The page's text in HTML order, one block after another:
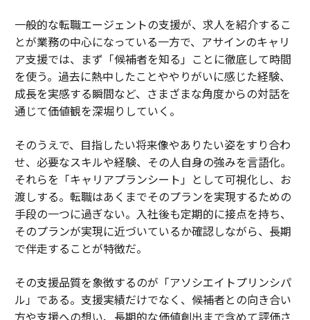
一般的な転職エージェントの支援が、求人を紹介するこ
とが業務の中心になっている一方で、アサインのキャリ
ア支援では、まず「候補者を知る」ことに徹底して時間
を使う。過去に熱中したことややりがいに感じた経験、
成長を実感する瞬間など、さまざまな角度からの対話を
通じて価値観を深堀りしていく。
そのうえで、目指したい将来像やありたい姿をすり合わ
せ、必要なスキルや経験、その人自身の強みを言語化。
それらを「キャリアプランシート」として可視化し、お
渡しする。転職はあくまでそのプランを実現するための
手段の一つに過ぎない。入社後も定期的に接点を持ち、
そのプランが実現に近づいているか確認しながら、長期
で伴走することが特徴だ。
その支援品質を象徴するのが「アソシエイトプリンシパ
ル」である。支援実績だけでなく、候補者との向き合い
方や支援への想い、長期的な価値創出まで含めて評価さ